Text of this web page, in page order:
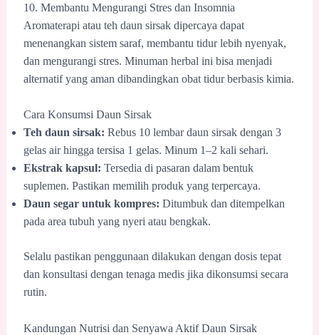
10. Membantu Mengurangi Stres dan Insomnia
Aromaterapi atau teh daun sirsak dipercaya dapat
menenangkan sistem saraf, membantu tidur lebih nyenyak,
dan mengurangi stres. Minuman herbal ini bisa menjadi
alternatif yang aman dibandingkan obat tidur berbasis kimia.
Cara Konsumsi Daun Sirsak
Teh daun sirsak: Rebus 10 lembar daun sirsak dengan 3
gelas air hingga tersisa 1 gelas. Minum 1–2 kali sehari.
Ekstrak kapsul: Tersedia di pasaran dalam bentuk
suplemen. Pastikan memilih produk yang terpercaya.
Daun segar untuk kompres: Ditumbuk dan ditempelkan
pada area tubuh yang nyeri atau bengkak.
Selalu pastikan penggunaan dilakukan dengan dosis tepat
dan konsultasi dengan tenaga medis jika dikonsumsi secara
rutin.
Kandungan Nutrisi dan Senyawa Aktif Daun Sirsak